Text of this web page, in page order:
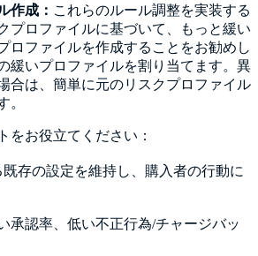
作成： これらのルール調整を実装する
プロファイルに基づいて、もっと緩い
ロファイルを作成することをお勧めし
緩いプロファイルを割り当てます。異
合は、簡単に元のリスクプロファイル
。
をお役立てください：
存の設定を維持し、購入者の行動に
承認率、低い不正行為/チャージバッ